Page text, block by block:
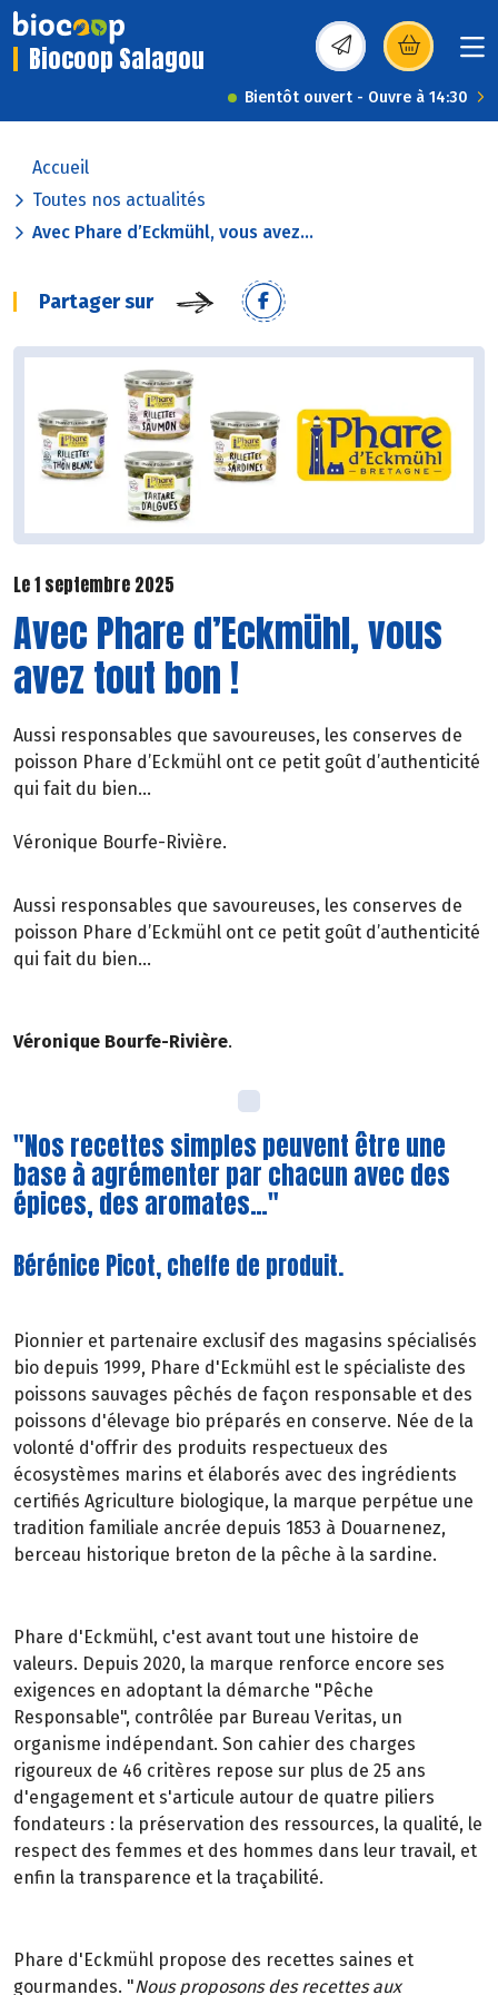
Biocoop Salagou (s’ouvre dans une
Bientôt ouvert - Ouvre à 14:30
Accueil
Toutes nos actualités
Avec Phare d’Eckmühl, vous avez...
Partager sur
Le 1 septembre 2025
Avec Phare d’Eckmühl, vous
avez tout bon !
Aussi responsables que savoureuses, les conserves de
poisson Phare d’Eckmühl ont ce petit goût d’authenticité
qui fait du bien…
Véronique Bourfe-Rivière.
Aussi responsables que savoureuses, les conserves de
poisson Phare d’Eckmühl ont ce petit goût d’authenticité
qui fait du bien…
Véronique Bourfe-Rivière.
"Nos recettes simples peuvent être une
base à agrémenter par chacun avec des
épices, des aromates…"
Bérénice Picot, cheffe de produit.
Pionnier et partenaire exclusif des magasins spécialisés
bio depuis 1999, Phare d'Eckmühl est le spécialiste des
poissons sauvages pêchés de façon responsable et des
poissons d'élevage bio préparés en conserve. Née de la
volonté d'offrir des produits respectueux des
écosystèmes marins et élaborés avec des ingrédients
certifiés Agriculture biologique, la marque perpétue une
tradition familiale ancrée depuis 1853 à Douarnenez,
berceau historique breton de la pêche à la sardine.
Phare d'Eckmühl, c'est avant tout une histoire de
valeurs. Depuis 2020, la marque renforce encore ses
exigences en adoptant la démarche "Pêche
Responsable", contrôlée par Bureau Veritas, un
organisme indépendant. Son cahier des charges
rigoureux de 46 critères repose sur plus de 25 ans
d'engagement et s'articule autour de quatre piliers
fondateurs : la préservation des ressources, la qualité, le
respect des femmes et des hommes dans leur travail, et
enfin la transparence et la traçabilité.
Phare d'Eckmühl propose des recettes saines et
gourmandes. "Nous proposons des recettes aux